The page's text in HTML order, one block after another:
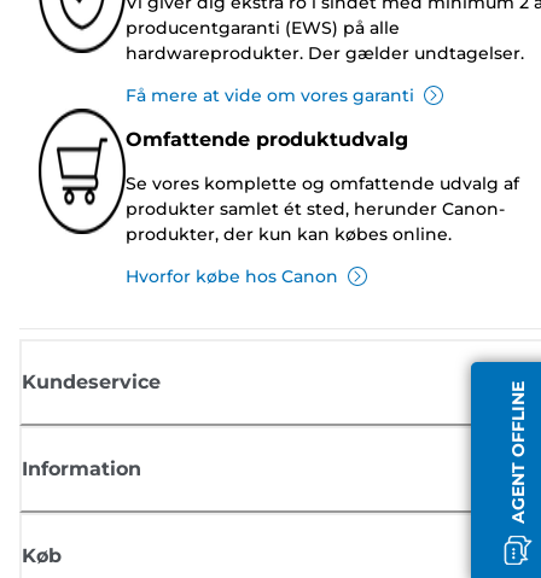
AGENT OFFLINE
producentgaranti (EWS) på alle
hardwareprodukter. Der gælder undtagelser.
Få mere at vide om vores garanti
Omfattende produktudvalg
Se vores komplette og omfattende udvalg af
produkter samlet ét sted, herunder Canon-
produkter, der kun kan købes online.
Hvorfor købe hos Canon
Kundeservice
Information
Køb